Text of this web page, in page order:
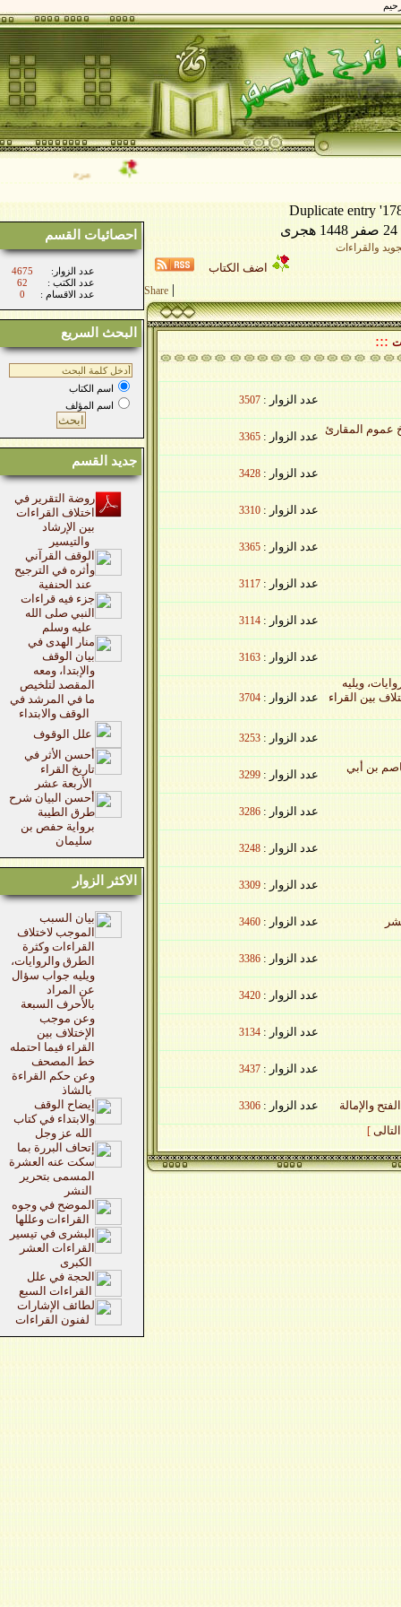
مرحبا بكم في موقع
Duplicate entry
احصائيات القسم
4675
:عدد الزوار
: عدد الكتب
: عدد الاقسام
البحث السريع
اسم الكتاب
اسم المؤلف
جديد القسم
روضة التقرير في
اختلاف القراءات
بين الإرشاد
الوقف القرآني
وأثره في الترجيح
جزء فيه قراءات
النبي صلى الله
منار الهدى في
بيان الوقف
والإبتدا، ومعه
المقصد لتلخيص
ما في المرشد في
علل الوقوف
أحسن الأثر في
تاريخ القراء
أحسن البيان شرح
طرق الطيبة
برواية حفص بن
الاكثر الزوار
بيان السبب
الموجب لاختلاف
القراءات وكثرة
الطرق والروايات،
ويليه جواب سؤال
عن المراد
بالأحرف السبعة
وعن موجب
الإختلاف بين
القراء فيما احتمله
خط المصحف
وعن حكم القراءة
إيضاح الوقف
والابتداء في كتاب
إتحاف البررة بما
سكت عنه العشرة
المسمى بتحرير
الموضح في وجوه
البشرى في تيسير
القراءات العشر
الحجة في علل
لطائف الإشارات
والقراءات
اضف الكتاب
Share
عدد الزوار :3507
عدد الزوار :3365
المقارئ
عدد الزوار :3428
عدد الزوار :3310
عدد الزوار :3365
عدد الزوار :3117
عدد الزوار :3114
عدد الزوار :3163
عدد الزوار :3704
ويليه
القراء
عدد الزوار :3253
عدد الزوار :3299
بن أبي
عدد الزوار :3286
عدد الزوار :3248
عدد الزوار :3309
عدد الزوار :3460
عدد الزوار :3386
عدد الزوار :3420
عدد الزوار :3134
عدد الزوار :3437
عدد الزوار :3306
]